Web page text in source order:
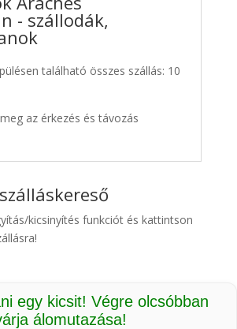
- szállodák,
található összes szállás: 10
az érkezés és távozás
kicsinyítés funkciót és kattintson
egy kicsit! Végre olcsóbban
álomutazása!